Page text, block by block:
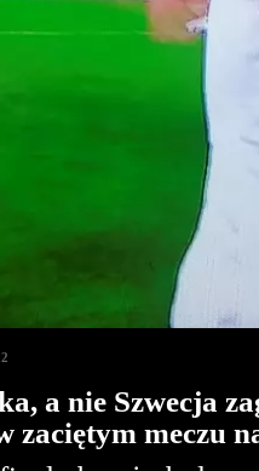
a nie Szwecja
zaciętym meczu